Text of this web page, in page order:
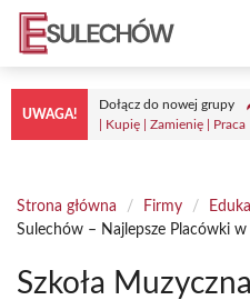
Przejdź
treści
UWAGA!
Dołącz do nowej grupy
| Kupię | Zamienię | Praca
Strona główna / Firmy /
Sulechów – Najlepsze Placówki
Szkoła